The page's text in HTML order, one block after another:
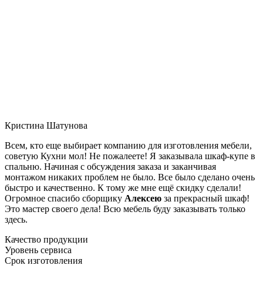
Кристина Шатунова
Всем, кто еще выбирает компанию для изготовления мебели,
советую Кухни мол! Не пожалеете! Я заказывала шкаф-купе в
спальню. Начиная с обсуждения заказа и заканчивая
монтажом никаких проблем не было. Все было сделано очень
быстро и качественно. К тому же мне ещё скидку сделали!
Огромное спасибо сборщику Алексею за прекрасный шкаф!
Это мастер своего дела! Всю мебель буду заказывать только
здесь.
Качество продукции
Уровень сервиса
Срок изготовления